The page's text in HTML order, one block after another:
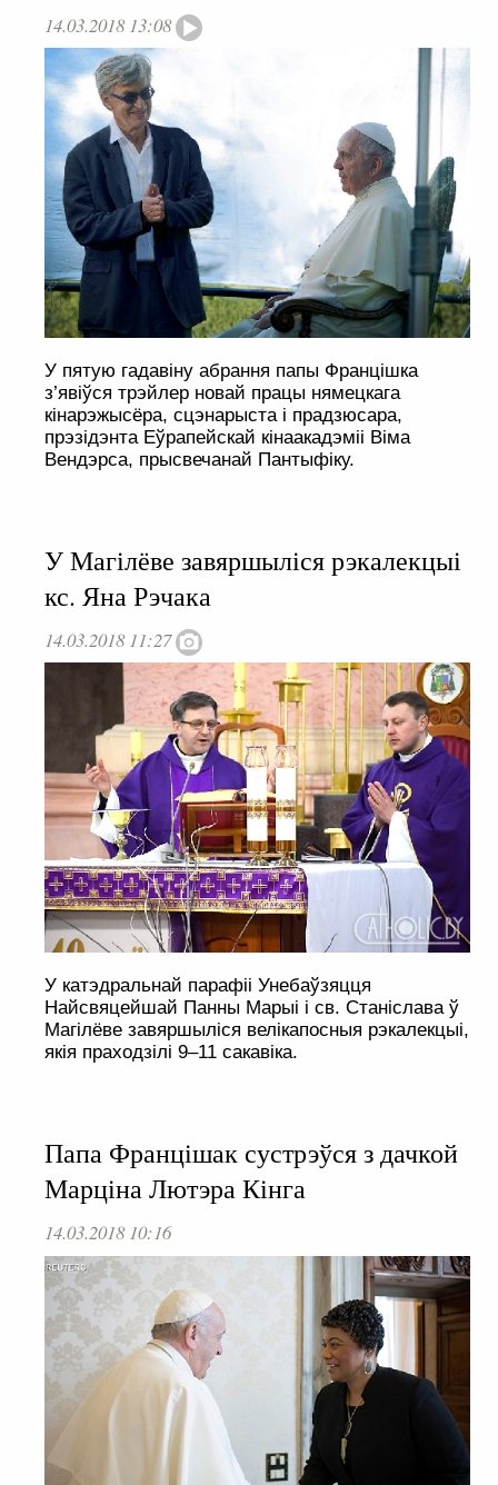
14.03.2018 13:08
У пятую гадавіну абрання папы Францішка
з’явіўся трэйлер новай працы нямецкага
кінарэжысёра, сцэнарыста і прадзюсара,
прэзідэнта Еўрапейскай кінаакадэміі Віма
Вендэрса, прысвечанай Пантыфіку.
У Магілёве завяршыліся рэкалекцыі
кс. Яна Рэчака
14.03.2018 11:27
У катэдральнай парафіі Унебаўзяцця
Найсвяцейшай Панны Марыі і св. Станіслава ў
Магілёве завяршыліся велікапосныя рэкалекцыі,
якія праходзілі 9–11 сакавіка.
Папа Францішак сустрэўся з дачкой
Марціна Лютэра Кінга
14.03.2018 10:16